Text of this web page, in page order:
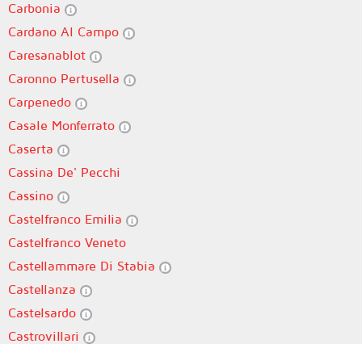
Carbonia
Cardano Al Campo
Caresanablot
Caronno Pertusella
Carpenedo
Casale Monferrato
Caserta
Cassina De' Pecchi
Cassino
Castelfranco Emilia
Castelfranco Veneto
Castellammare Di Stabia
Castellanza
Castelsardo
Castrovillari